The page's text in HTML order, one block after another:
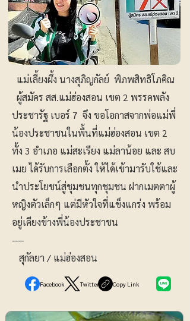
แม่เลี้ยงผึ้ง นางสุภิญกัลย์ พิภพสิทธิโภคิณ
ผู้สมัคร สส.แม่ฮ่องสอน เขต 2 พรรคพลัง
ประชารัฐ เบอร์ 7 จึง ขอโอกาสจากพ่อแม่พี่
น้องประชาชนในพื้นที่แม่ฮ่องสอน เขต 2
ทั้ง 3 อำเภอ แม่สะเรียง แม่ลาน้อย และ สบ
เมย ได้รับการเลือกตั้ง ให้ได้เข้ามารับใช้และ
นำประโยชน์สู่ชุมชนทุกชุมชน ฝากเมตตาผู้
หญิงตัวเล็กๆ แต่มีหัวใจที่แข็งแกร่ง พร้อม
อยู่เคียงข้างพี่น้องประชาชน
----
สุกัลยา / แม่ฮ่องสอน
Facebook Twitter Copy Link